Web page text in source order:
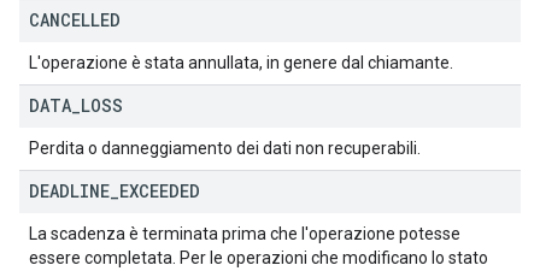
CANCELLED
L'operazione è stata annullata, in genere dal chiamante.
DATA LOSS
Perdita o danneggiamento dei dati non recuperabili.
DEADLINE EXCEEDED
La scadenza è terminata prima che l'operazione potesse
essere completata. Per le operazioni che modificano lo stato